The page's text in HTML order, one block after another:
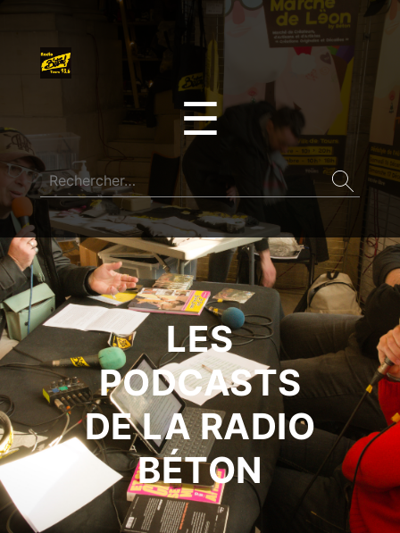
☰
LES
PODCASTS
DE LA RADIO
BÉTON